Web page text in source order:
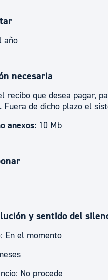
año
necesaria
recibo que desea pagar,
Fuera de dicho plazo el
anexos: 10 Mb
y sentido del
En el momento
No procede